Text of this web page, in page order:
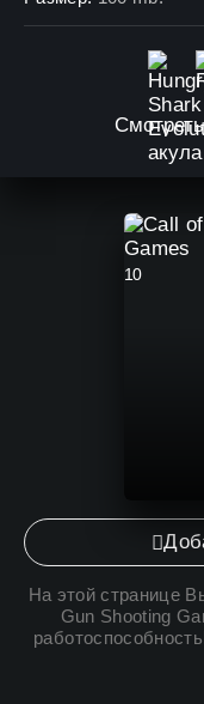
10
На этой странице
Gun Shooting